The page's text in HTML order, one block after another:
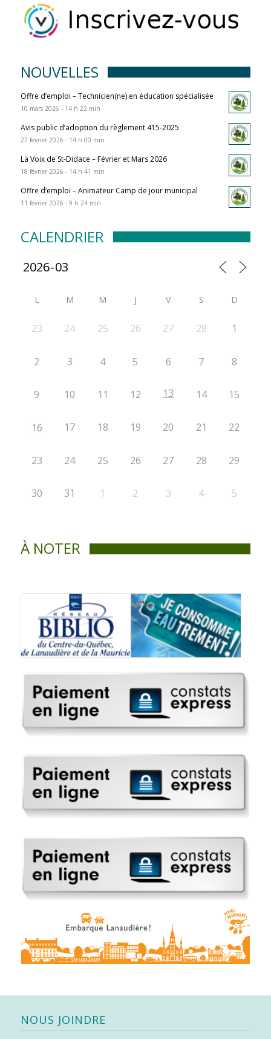
NOUVELLES
Offre d’emploi – Technicien(ne) en éducation spécialisée
10 mars 2026 - 14 h 22 min
Avis public d’adoption du règlement 415-2025
27 février 2026 - 14 h 00 min
La Voix de St-Didace – Février et Mars 2026
18 février 2026 - 14 h 41 min
Offre d’emploi – Animateur Camp de jour municipal
11 février 2026 - 9 h 24 min
CALENDRIER
L M M J V S D
23 24 25 26 27 28 1
2 3 4 5 6 7 8
9 10 11 12 13 14 15
16 17 18 19 20 21 22
23 24 25 26 27 28 29
30 31 1 2 3 4 5
À NOTER
NOUS JOINDRE